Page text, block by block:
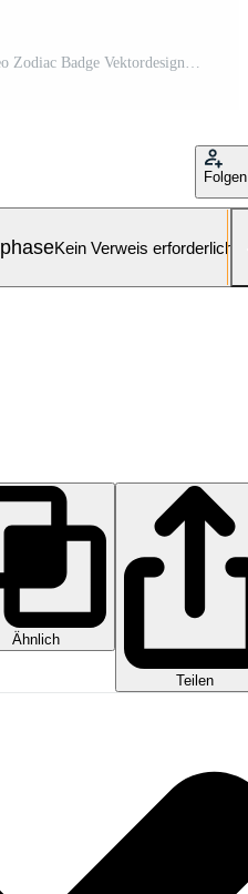
authentisches Ornament Gold Leo Zodiac Badge Vektordesign Pro-Vektor und Pro-SVG
Folgen
Kein Verweis erforderlich
Ähnlich
Teilen